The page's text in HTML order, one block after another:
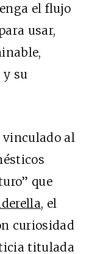
el flujo
usar,
y su
al
que
, el
curiosidad
titulada